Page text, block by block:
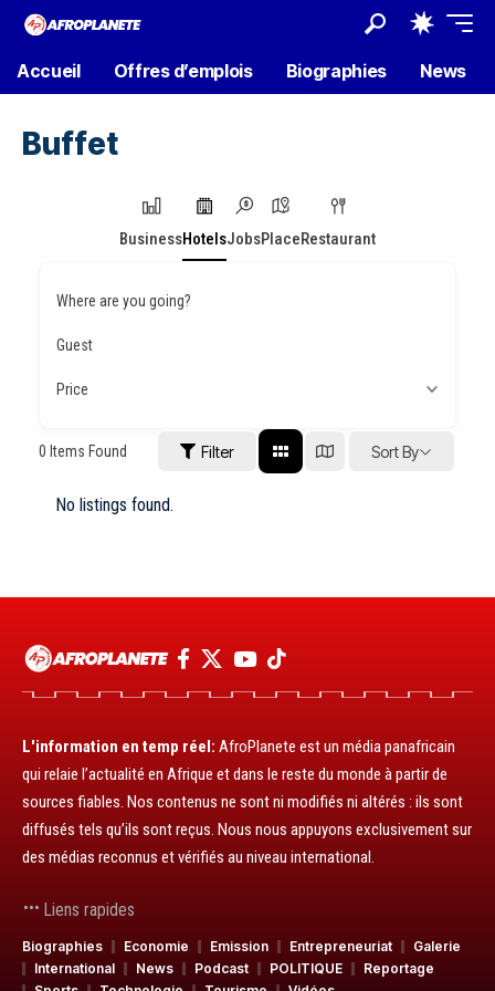
Accueil Offres d’emplois Biographies News
Buffet
BusinessHotelsJobsPlaceRestaurant
Where are you going?
Guest
Price
0 Items Found Filter Sort By
No listings found.
L'information en temp réel: AfroPlanete est un média panafricain
qui relaie l’actualité en Afrique et dans le reste du monde à partir de
sources fiables. Nos contenus ne sont ni modifiés ni altérés : ils sont
diffusés tels qu’ils sont reçus. Nous nous appuyons exclusivement sur
des médias reconnus et vérifiés au niveau international.
Liens rapides
Biographies Economie Emission Entrepreneuriat
Galerie
International
News Podcast POLITIQUE
Reportage